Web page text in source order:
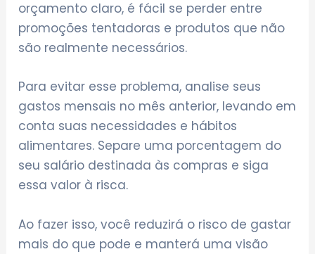
orçamento claro, é fácil se perder entre
promoções tentadoras e produtos que não
são realmente necessários.
Para evitar esse problema, analise seus
gastos mensais no mês anterior, levando em
conta suas necessidades e hábitos
alimentares. Separe uma porcentagem do
seu salário destinada às compras e siga
essa valor à risca.
Ao fazer isso, você reduzirá o risco de gastar
mais do que pode e manterá uma visão